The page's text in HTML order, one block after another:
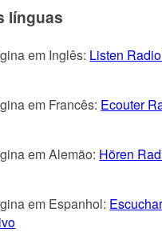
línguas
em Inglês: Listen
em Francês: Ecouter
em Alemão: Hören
em Espanhol: